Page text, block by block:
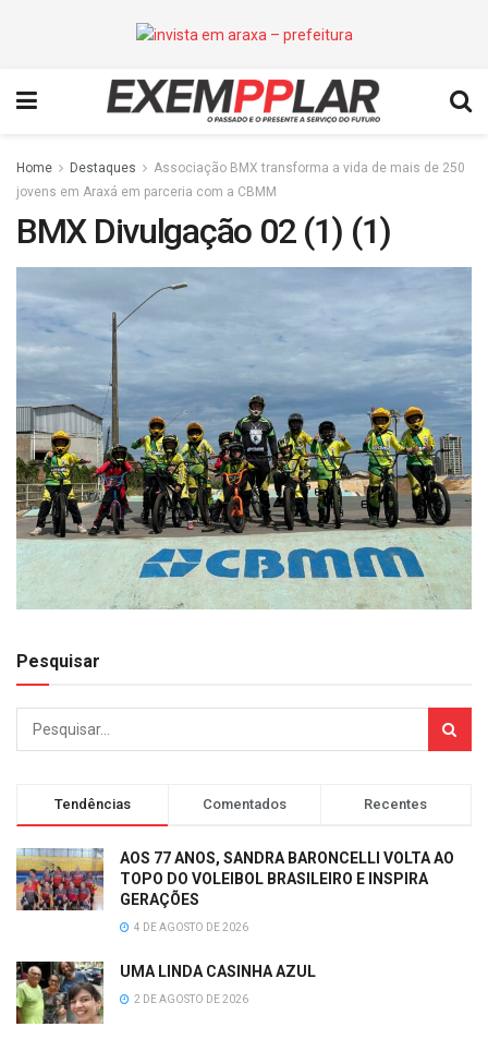
Home Destaques
Associação BMX transforma a vida de mais de 250
jovens em Araxá em parceria com a CBMM
BMX Divulgação 02 (1) (1)
Pesquisar
Tendências Comentados Recentes
AOS 77 ANOS, SANDRA BARONCELLI VOLTA AO
TOPO DO VOLEIBOL BRASILEIRO E INSPIRA
GERAÇÕES
4 DE AGOSTO DE 2026
UMA LINDA CASINHA AZUL
2 DE AGOSTO DE 2026